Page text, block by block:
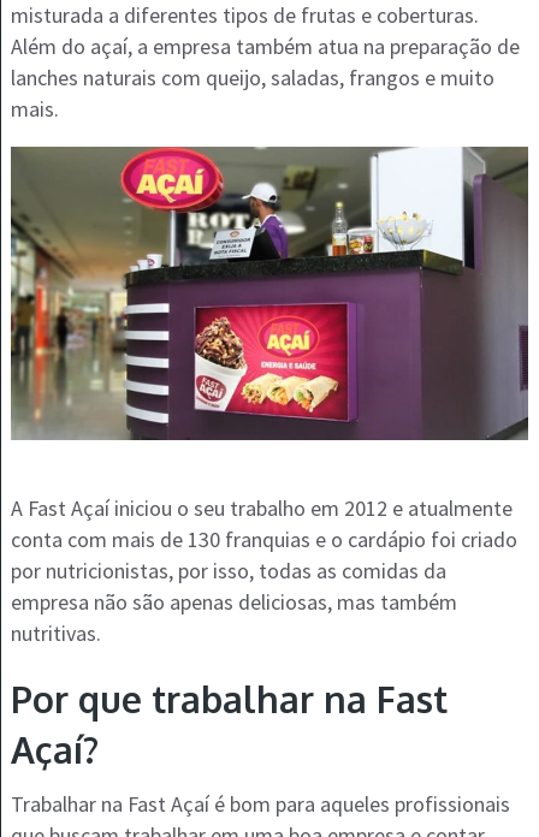
misturada a diferentes tipos de frutas e coberturas.
Além do açaí, a empresa também atua na preparação de
lanches naturais com queijo, saladas, frangos e muito
mais.
A Fast Açaí iniciou o seu trabalho em 2012 e atualmente
conta com mais de 130 franquias e o cardápio foi criado
por nutricionistas, por isso, todas as comidas da
empresa não são apenas deliciosas, mas também
nutritivas.
Por que trabalhar na Fast
Açaí?
Trabalhar na Fast Açaí é bom para aqueles profissionais